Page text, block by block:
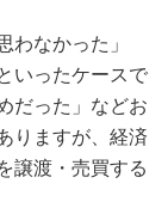
わなかった」
いったケースで
だった」などお
りますが、経済
譲渡・売買する